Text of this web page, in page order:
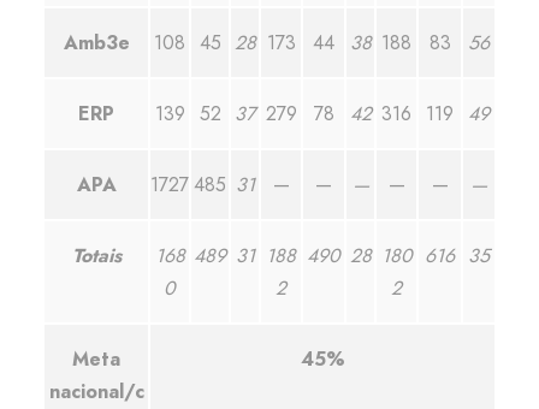
Amb3e 108 45 28 173 44 38 188 83 56
ERP 139 52 37 279 78 42 316 119 49
APA 1727 485 31 — — — — — —
Totais
168
0
489 31 188
2
490 28 180
2
616 35
Meta
nacional/c
45%